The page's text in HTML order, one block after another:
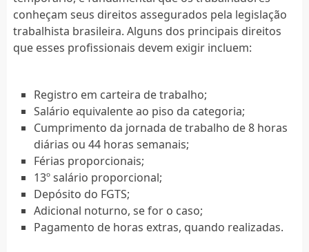
conheçam seus direitos assegurados pela legislação
trabalhista brasileira. Alguns dos principais direitos
que esses profissionais devem exigir incluem:
Registro em carteira de trabalho;
Salário equivalente ao piso da categoria;
Cumprimento da jornada de trabalho de 8 horas
diárias ou 44 horas semanais;
Férias proporcionais;
13º salário proporcional;
Depósito do FGTS;
Adicional noturno, se for o caso;
Pagamento de horas extras, quando realizadas.